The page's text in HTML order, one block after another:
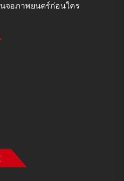
นจอภาพยนตร์ก่อนใคร